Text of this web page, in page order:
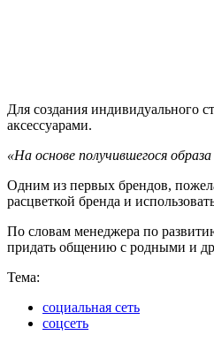
Для создания индивидуального
аксессуарами.
«На основе получившегося
Одним из первых брендов,
расцветкой бренда и
По словам менеджера по
придать общению с родными и
Тема:
социальная сеть
соцсеть